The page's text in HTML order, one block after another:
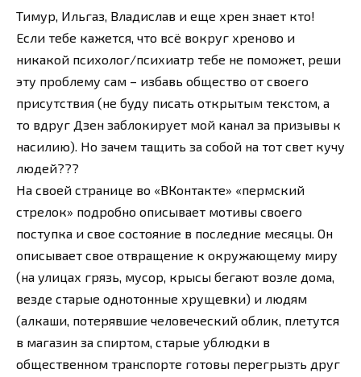
Тимур, Ильгаз, Владислав и еще хрен знает кто!
Если тебе кажется, что всё вокруг хреново и
никакой психолог/психиатр тебе не поможет, реши
эту проблему сам – избавь общество от своего
присутствия (не буду писать открытым текстом, а
то вдруг Дзен заблокирует мой канал за призывы к
насилию). Но зачем тащить за собой на тот свет кучу
людей???
На своей странице во «ВКонтакте» «пермский
стрелок» подробно описывает мотивы своего
поступка и свое состояние в последние месяцы. Он
описывает свое отвращение к окружающему миру
(на улицах грязь, мусор, крысы бегают возле дома,
везде старые однотонные хрущевки) и людям
(алкаши, потерявшие человеческий облик, плетутся
в магазин за спиртом, старые ублюдки в
общественном транспорте готовы перегрызть друг